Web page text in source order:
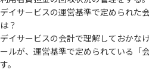
デイサービスの運営基準で定められた
は？
デイサービスの会計で理解しておかな
ールが、運営基準で定められている「
す。